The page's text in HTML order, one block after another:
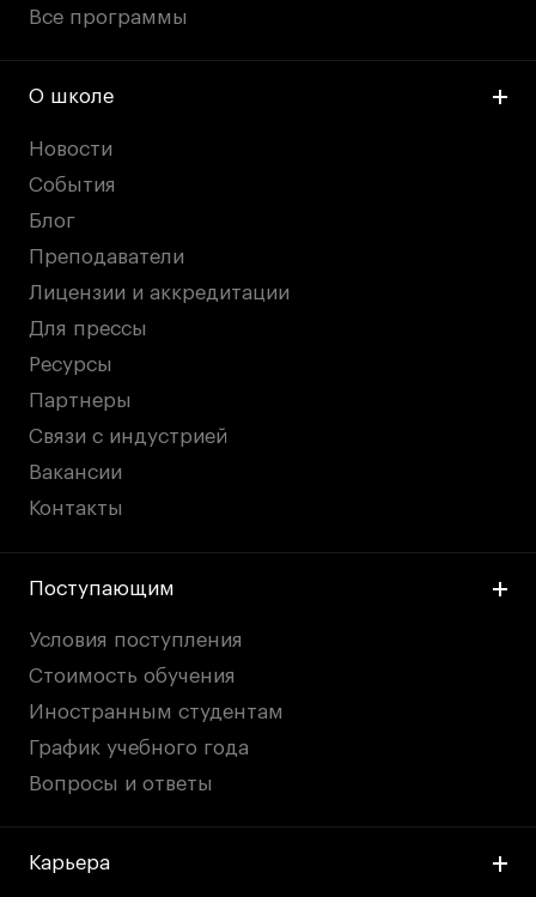
Все программы
О школе
Новости
События
Блог
Преподаватели
Лицензии и аккредитации
Для прессы
Ресурсы
Партнеры
Связи с индустрией
Вакансии
Контакты
Поступающим
Условия поступления
Стоимость обучения
Иностранным студентам
График учебного года
Вопросы и ответы
Карьера